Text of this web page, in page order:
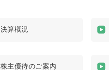
決算概況
株主優待のご案内